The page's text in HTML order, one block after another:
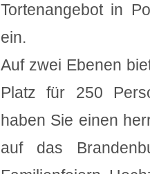
Tortenangebot in
ein.
Auf zwei Ebenen
Platz für 250
haben Sie einen
auf das